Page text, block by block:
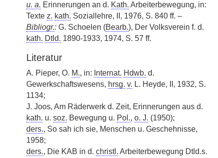
u. a. Erinnerungen an d. Kath. Arbeiterbewegung, in:
Texte z. kath. Soziallehre, II, 1976, S. 840 ff. –
Bibliogr.: G. Schoelen (Bearb.), Der Volksverein f. d.
kath. Dtld. 1890-1933, 1974, S. 57 ff.
Literatur
A. Pieper, O. M., in: Internat. Hdwb. d.
Gewerkschaftswesens, hrsg. v. L. Heyde, II, 1932, S.
1134;
J. Joos, Am Räderwerk d. Zeit, Erinnerungen aus d.
kath. u. soz. Bewegung u. Pol., o. J. (1950);
ders., So sah ich sie, Menschen u. Geschehnisse,
1958;
ders., Die KAB in d. christl. Arbeiterbewegung Dtld.s.